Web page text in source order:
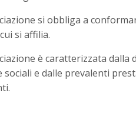
si obbliga a
si affilia.
è caratterizzata
sociali e dalle prevalenti